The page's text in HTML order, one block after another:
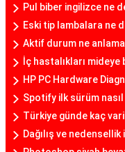
Pul biber ingilizce ne
Eski tip lambalara ne
Aktif durum ne
İç hastalıkları mideye
HP PC Hardware
Spotify ilk sürüm
Türkiye günde kaç
Dağılış ve